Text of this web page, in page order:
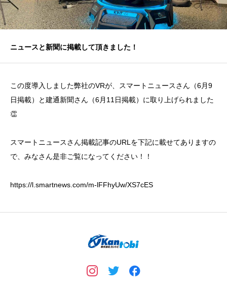
ニュースと新聞に掲載して頂きました！
この度導入しました弊社のVRが、スマートニュースさん（6月9
日掲載）と建通新聞さん（6月11日掲載）に取り上げられました
👏
スマートニュースさん掲載記事のURLを下記に載せてありますの
で、みなさん是非ご覧になってください！！
https://l.smartnews.com/m-lFFhyUw/XS7cES